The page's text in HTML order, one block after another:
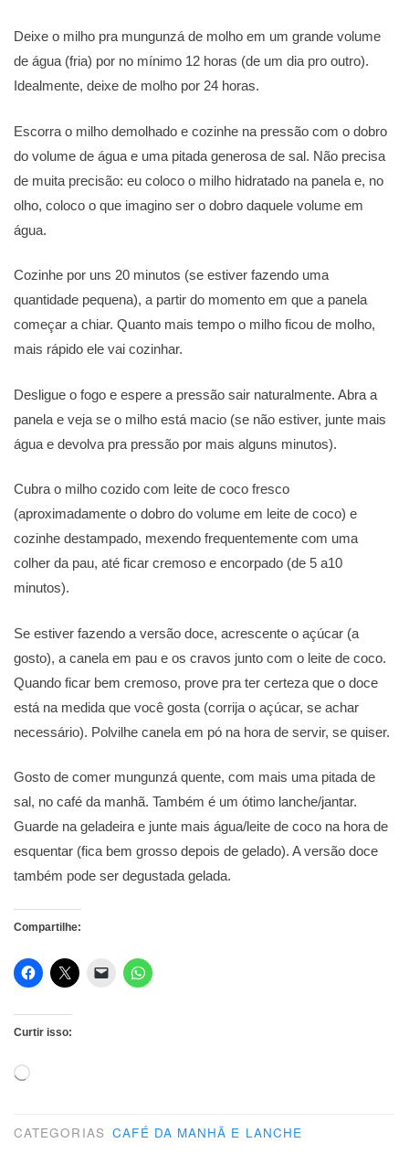
Deixe o milho pra mungunzá de molho em um grande volume
de água (fria) por no mínimo 12 horas (de um dia pro outro).
Idealmente, deixe de molho por 24 horas.
Escorra o milho demolhado e cozinhe na pressão com o dobro
do volume de água e uma pitada generosa de sal. Não precisa
de muita precisão: eu coloco o milho hidratado na panela e, no
olho, coloco o que imagino ser o dobro daquele volume em
água.
Cozinhe por uns 20 minutos (se estiver fazendo uma
quantidade pequena), a partir do momento em que a panela
começar a chiar. Quanto mais tempo o milho ficou de molho,
mais rápido ele vai cozinhar.
Desligue o fogo e espere a pressão sair naturalmente. Abra a
panela e veja se o milho está macio (se não estiver, junte mais
água e devolva pra pressão por mais alguns minutos).
Cubra o milho cozido com leite de coco fresco
(aproximadamente o dobro do volume em leite de coco) e
cozinhe destampado, mexendo frequentemente com uma
colher da pau, até ficar cremoso e encorpado (de 5 a10
minutos).
Se estiver fazendo a versão doce, acrescente o açúcar (a
gosto), a canela em pau e os cravos junto com o leite de coco.
Quando ficar bem cremoso, prove pra ter certeza que o doce
está na medida que você gosta (corrija o açúcar, se achar
necessário). Polvilhe canela em pó na hora de servir, se quiser.
Gosto de comer mungunzá quente, com mais uma pitada de
sal, no café da manhã. Também é um ótimo lanche/jantar.
Guarde na geladeira e junte mais água/leite de coco na hora de
esquentar (fica bem grosso depois de gelado). A versão doce
também pode ser degustada gelada.
Compartilhe:
Curtir isso:
Carregando...
CATEGORIAS CAFÉ DA MANHÃ E LANCHE